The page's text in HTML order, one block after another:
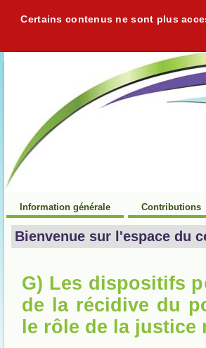
Certains contenus ne sont plus
Information générale Contributions
Bienvenue sur l'espace du
G) Les dispositifs
de la récidive du
le rôle de la justice